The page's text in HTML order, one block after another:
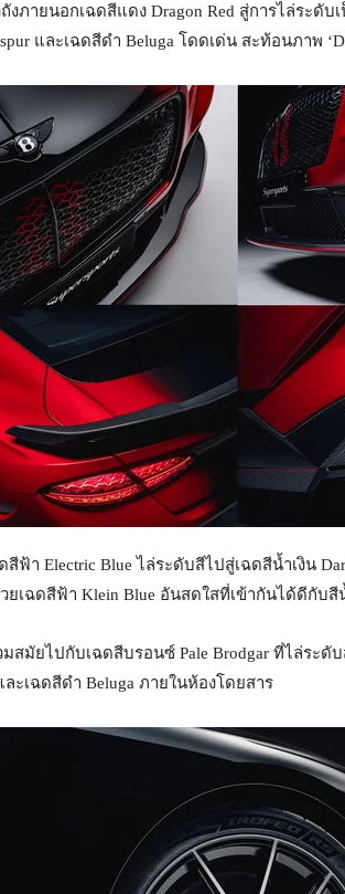
งภายนอกเฉดสีแดง Dragon Red สู่การไล่ระดับ
และเฉดสีดำ Beluga โดดเด่น สะท้อนภาพ
สีฟ้า Electric Blue ไล่ระดับสีไปสู่เฉดสีน้ำเงิน
ยเฉดสีฟ้า Klein Blue อันสดใสที่เข้ากันได้ดีกับสีน้
สมัยไปกับเฉดสีบรอนซ์ Pale Brodgar ที่ไล่ระดั
ละเฉดสีดำ Beluga ภายในห้องโดยสาร